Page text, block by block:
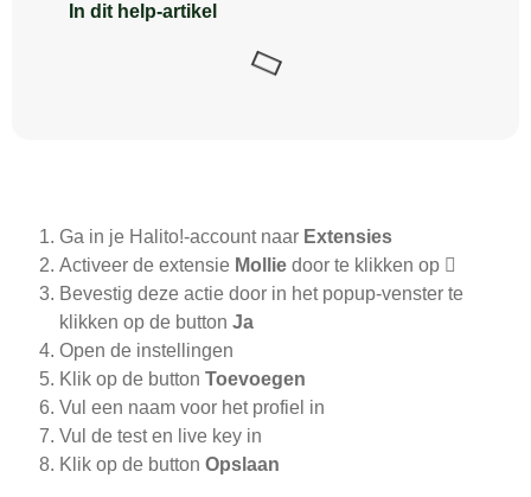
In dit help-artikel
Ga in je Halito!-account naar Extensies
Activeer de extensie Mollie door te klikken op
Bevestig deze actie door in het popup-venster te
klikken op de button Ja
Open de instellingen
Klik op de button Toevoegen
Vul een naam voor het profiel in
Vul de test en live key in
Klik op de button Opslaan